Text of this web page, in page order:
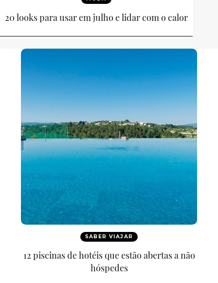
20 looks para usar em julho e lidar com o calor
SABER VIAJAR
12 piscinas de hotéis que estão abertas a não
hóspedes